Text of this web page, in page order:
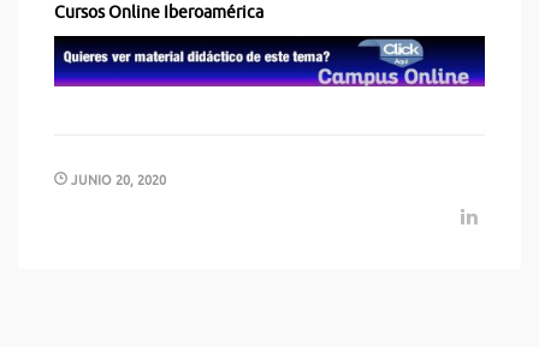
Cursos Online Iberoamérica
JUNIO 20, 2020